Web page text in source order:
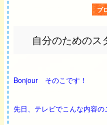
ブ
自分のためのス
Bonjour そのこです！
先日、テレビでこんな内容の